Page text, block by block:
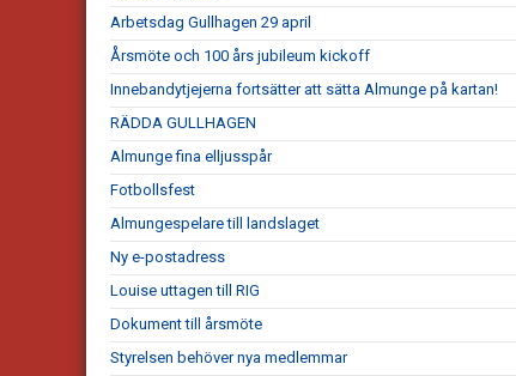
Arbetsdag Gullhagen 29 april
Årsmöte och 100 års jubileum kickoff
Innebandytjejerna fortsätter att sätta Almunge på kartan!
RÄDDA GULLHAGEN
Almunge fina elljusspår
Fotbollsfest
Almungespelare till landslaget
Ny e-postadress
Louise uttagen till RIG
Dokument till årsmöte
Styrelsen behöver nya medlemmar